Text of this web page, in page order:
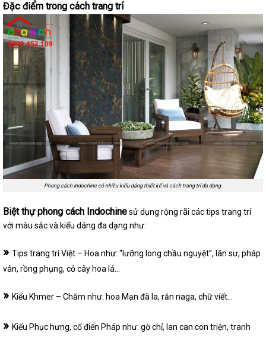
Đặc điểm trong cách trang trí
Phong cách Indochine có nhiều kiểu dáng thiết kế và cách trang trí đa dạng.
Biệt thự phong cách Indochinesử dụng rộng rãi các tips trang trí
với màu sắc và kiểu dáng đa dạng như:
» Tips trang trí Việt – Hoa như: “lưỡng long chầu nguyệt”, lân sư, pháp
vân, rồng phụng, cỏ cây hoa lá…
» Kiểu Khmer – Chăm như: hoa Mạn đà la, rắn naga, chữ viết…
» Kiểu Phục hưng, cổ điển Pháp như: gờ chỉ, lan can con triện, tranh